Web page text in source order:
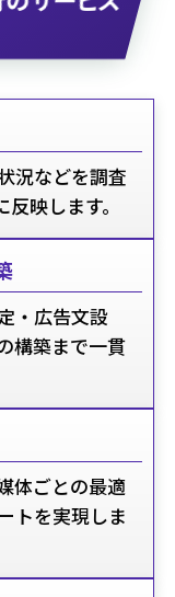
況などを調査
映します。
・広告文設
構築まで一貫
体ごとの最適
トを実現しま